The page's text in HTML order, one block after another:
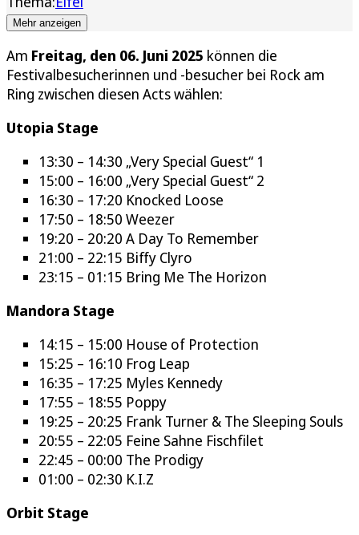
Mehr anzeigen
Am Freitag, den 06. Juni 2025 können die
Festivalbesucherinnen und -besucher bei Rock am
Ring zwischen diesen Acts wählen:
Utopia Stage
13:30 – 14:30 „Very Special Guest“ 1
15:00 – 16:00 „Very Special Guest“ 2
16:30 – 17:20 Knocked Loose
17:50 – 18:50 Weezer
19:20 – 20:20 A Day To Remember
21:00 – 22:15 Biffy Clyro
23:15 – 01:15 Bring Me The Horizon
Mandora Stage
14:15 – 15:00 House of Protection
15:25 – 16:10 Frog Leap
16:35 – 17:25 Myles Kennedy
17:55 – 18:55 Poppy
19:25 – 20:25 Frank Turner & The Sleeping Souls
20:55 – 22:05 Feine Sahne Fischfilet
22:45 – 00:00 The Prodigy
01:00 – 02:30 K.I.Z
Orbit Stage